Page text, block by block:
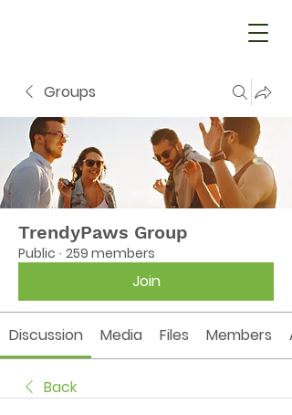
Groups
TrendyPaws Group
Public · 259 members
Join
Discussion Media Files Members
Back